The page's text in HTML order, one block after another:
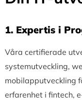
1.⁠ ⁠Expertis i
Våra certifierade
systemutveckling,
mobilapputveckling
erfarenhet i fintech,